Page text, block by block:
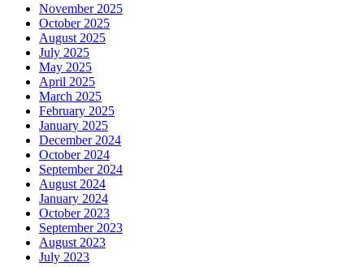
November 2025
October 2025
August 2025
July 2025
May 2025
April 2025
March 2025
February 2025
January 2025
December 2024
October 2024
September 2024
August 2024
January 2024
October 2023
September 2023
August 2023
July 2023